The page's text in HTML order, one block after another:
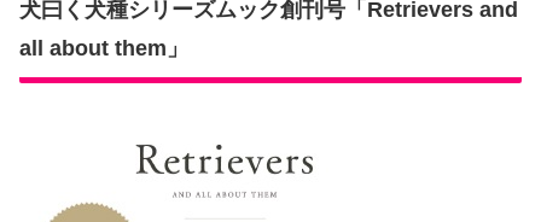
犬曰く犬種シリーズムック創刊号「Retrievers and
all about them」